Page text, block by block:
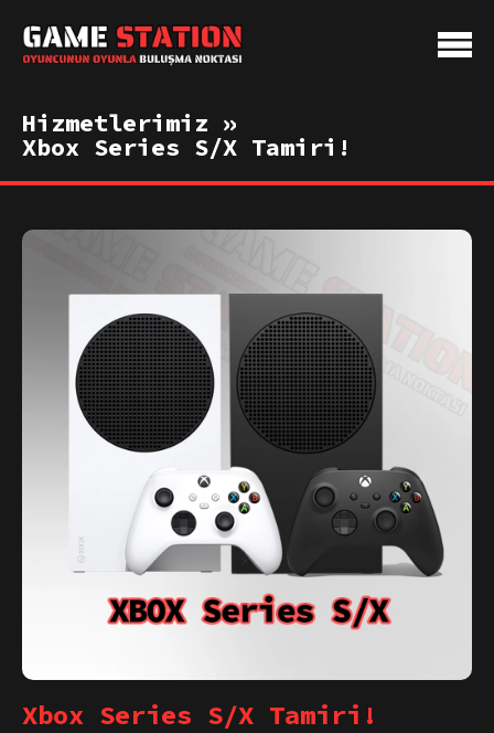
Hizmetlerimiz »
Xbox Series S/X Tamiri!
Xbox Series S/X Tamiri!